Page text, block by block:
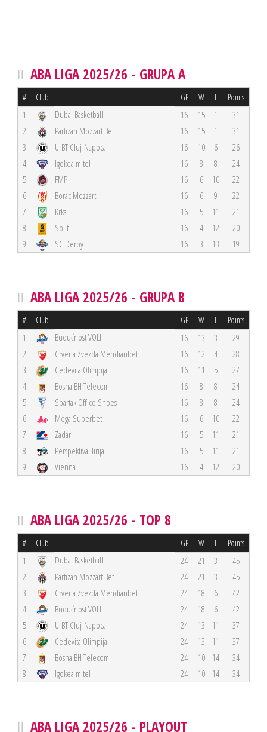
ABA LIGA 2025/26 - GRUPA A
# Club GP W L Points
1 Dubai Basketball 16 15 1
31
2
Partizan Mozzart Bet 16 15 1
31
3
U-BT Cluj-Napoca 16 10 6
26
4
Igokea m:tel 16 8 8
24
5
FMP 16 6 10
22
6
Borac Mozzart 16 6 9
22
7
Krka 16 5 11
21
8
Split 16 4 12
20
9
SC Derby 16 3 13 19
ABA LIGA 2025/26 - GRUPA B
# Club GP W L Points
1 Budućnost VOLI 16 13 3
29
2
Crvena Zvezda Meridianbet 16 12 4
28
3
Cedevita Olimpija 16 11 5
27
4
Bosna BH Telecom 16 8 8
24
5
Spartak Office Shoes 16 8 8
24
6
Mega Superbet 16 6 10
22
7
Zadar 16 5 11
21
8
Perspektiva Ilirija 16 5 11
21
9
Vienna 16 4 12 20
ABA LIGA 2025/26 - TOP 8
# Club GP W L Points
1 Dubai Basketball 24 21 3
45
2
Partizan Mozzart Bet 24 21 3
45
3
Crvena Zvezda Meridianbet 24 18 6
42
4
Budućnost VOLI 24 18 6
42
5
U-BT Cluj-Napoca 24 13 11
37
6
Cedevita Olimpija 24 13 11
37
7
Bosna BH Telecom 24 10 14
34
8
Igokea m:tel 24 10 14 34
ABA LIGA 2025/26 - PLAYOUT